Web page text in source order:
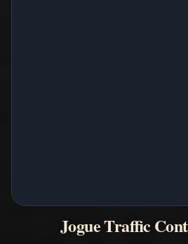
Jogue Traffic